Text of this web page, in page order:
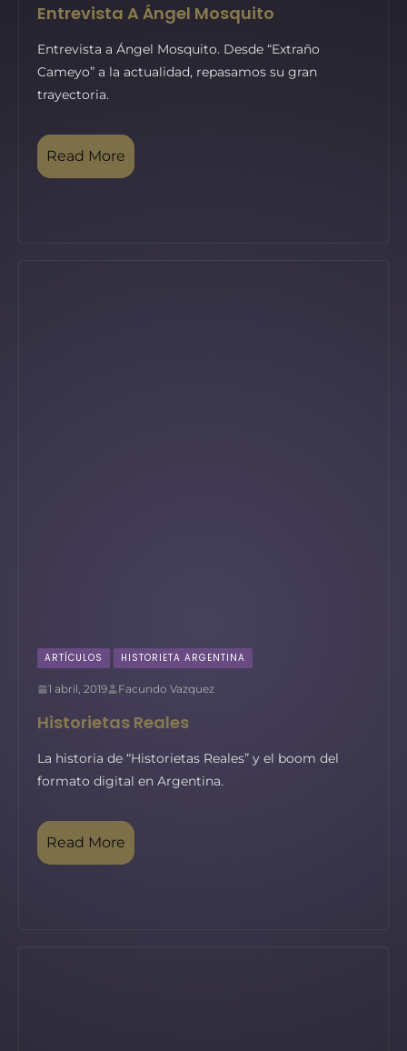
Entrevista A Ángel Mosquito
Entrevista a Ángel Mosquito. Desde “Extraño
Cameyo” a la actualidad, repasamos su gran
trayectoria.
Read More
ARTÍCULOS HISTORIETA ARGENTINA
1 abril, 2019 Facundo Vazquez
Historietas Reales
La historia de “Historietas Reales” y el boom del
formato digital en Argentina.
Read More